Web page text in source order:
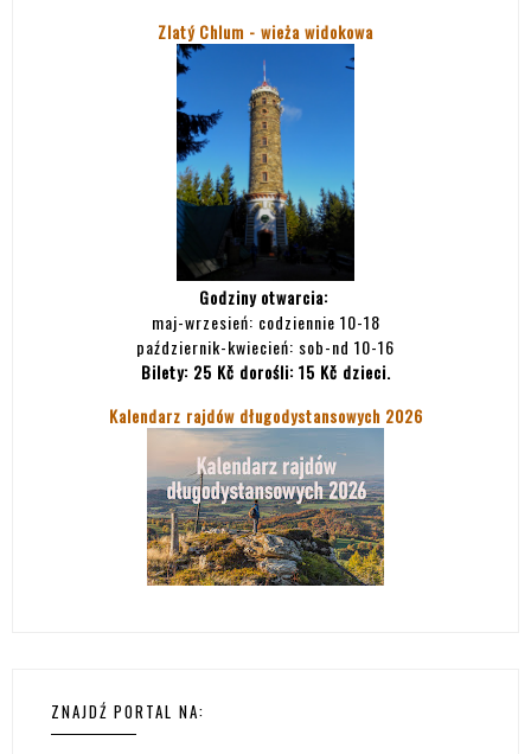
Zlatý Chlum - wieża widokowa
Godziny otwarcia:
maj-wrzesień: codziennie 10-18
październik-kwiecień: sob-nd 10-16
Bilety: 25 Kč dorośli: 15 Kč dzieci.
Kalendarz rajdów długodystansowych 2026
ZNAJDŹ PORTAL NA: